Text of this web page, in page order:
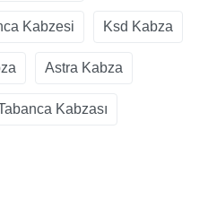
Kabzesi Ksd Kabza
Astra Kabza
Kabzası